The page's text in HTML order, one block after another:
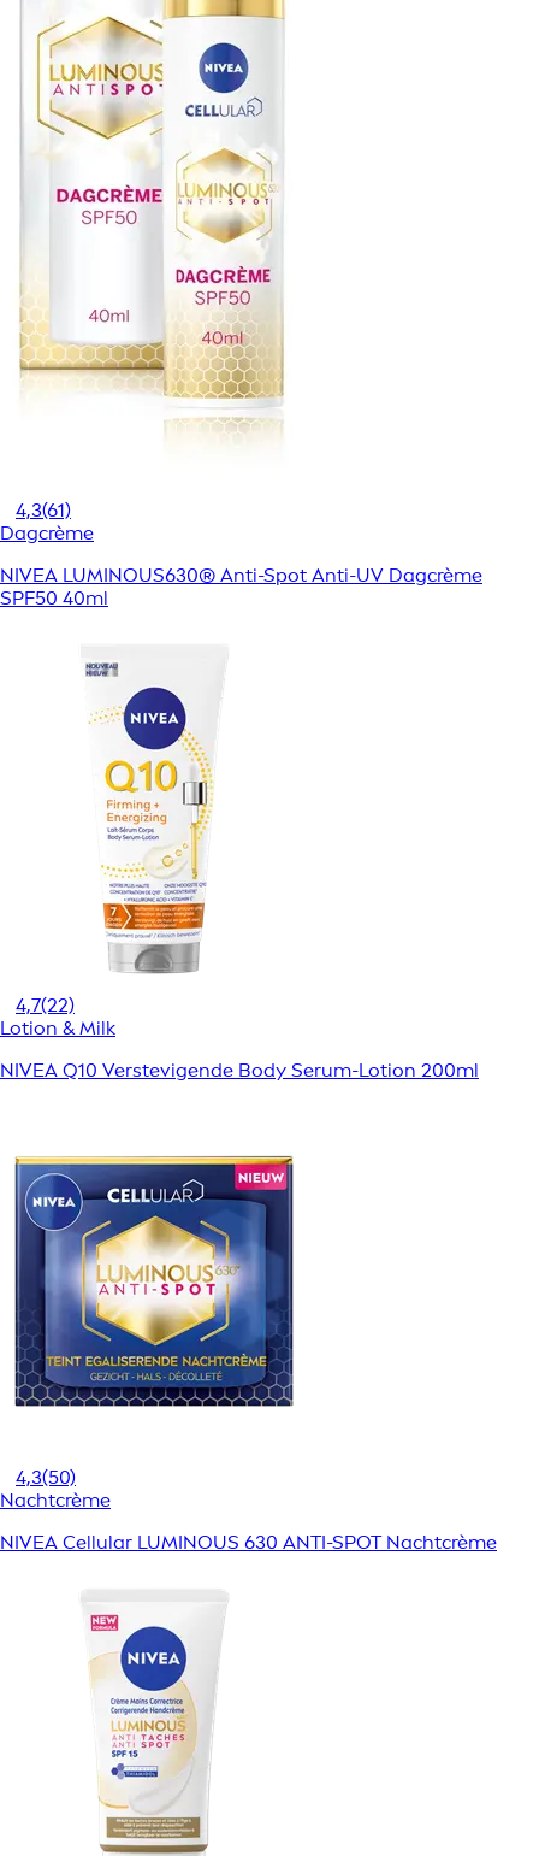
4,3(61)
Dagcrème
NIVEA LUMINOUS630® Anti-Spot Anti-UV Dagcrème
SPF50 40ml
4,7(22)
Lotion & Milk
NIVEA Q10 Verstevigende Body Serum-Lotion 200ml
4,3(50)
Nachtcrème
NIVEA Cellular LUMINOUS 630 ANTI-SPOT Nachtcrème